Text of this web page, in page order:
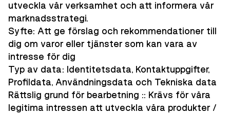
utveckla vår verksamhet och att informera vår
marknadsstrategi.
Syfte: Att ge förslag och rekommendationer till
dig om varor eller tjänster som kan vara av
intresse för dig
Typ av data: Identitetsdata, Kontaktuppgifter,
Profildata, Användningsdata och Tekniska data
Rättslig grund för bearbetning :: Krävs för våra
legitima intressen att utveckla våra produkter /